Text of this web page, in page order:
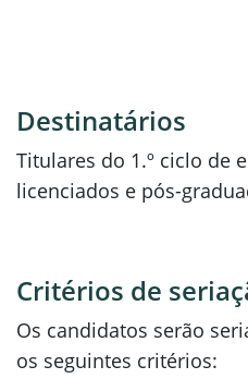
Destinatários
Titulares do 1.º ciclo de
licenciados e pós-
Critérios de
Os candidatos serão
os seguintes critérios: